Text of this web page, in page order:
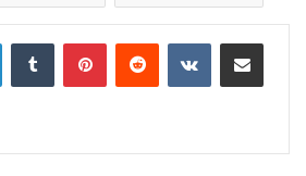
LinkedInTumblr PinterestReddit VKontakteShare via Email